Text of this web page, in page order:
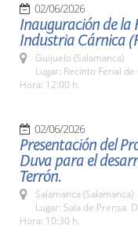
02/06/2026
Inauguración de la
Industria Cárnica
Guijuelo (Salamanca)
Lugar: Recinto Ferial
Hora: 12:00 h.
02/06/2026
Presentación del
Duva para el
Terrón.
Salamanca (Salamanca)
Lugar: Sala de Prensa.
Hora: 10:30 h.